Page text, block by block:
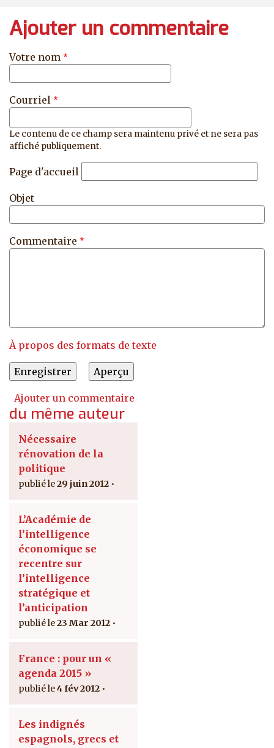
Ajouter un commentaire
Votre nom
Courriel
Le contenu de ce champ sera maintenu privé et ne sera pas
affiché publiquement.
Page d'accueil
Objet
Commentaire
À propos des formats de texte
Ajouter un commentaire
du même auteur
Nécessaire
rénovation de la
politique
29 juin 2012
L’Académie de
l’intelligence
économique se
recentre sur
l’intelligence
stratégique et
l’anticipation
23 Mar 2012
France : pour un «
agenda 2015 »
4 fév 2012
Les indignés
espagnols, grecs et